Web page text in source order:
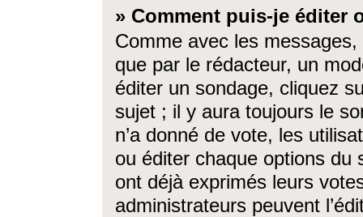
» Comment puis-je éditer
Comme avec les
que par le rédacteur, un
éditer un sondage, cliquez
sujet ; il y aura toujours le
n’a donné de vote, les
ou éditer chaque options du
ont déjà exprimés leurs
administrateurs peuvent